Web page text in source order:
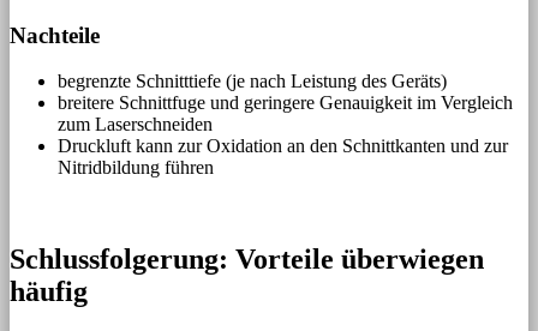
Nachteile
begrenzte Schnitttiefe (je nach Leistung des Geräts)
breitere Schnittfuge und geringere Genauigkeit im Vergleich
zum Laserschneiden
Druckluft kann zur Oxidation an den Schnittkanten und zur
Nitridbildung führen
Schlussfolgerung: Vorteile überwiegen
häufig